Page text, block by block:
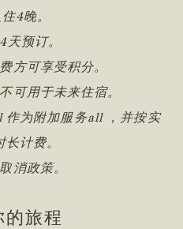
4晚。
天预订。
方可享受积分。
可用于未来住宿。
作为附加服务all ，并按实
长计费。
消政策。
的旅程